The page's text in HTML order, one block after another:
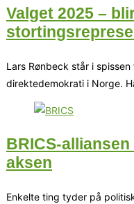
Valget 2025 –
Lars Rønbeck står i
direktedemokrati i Norge.
BRICS-
aksen
Enkelte ting tyder på